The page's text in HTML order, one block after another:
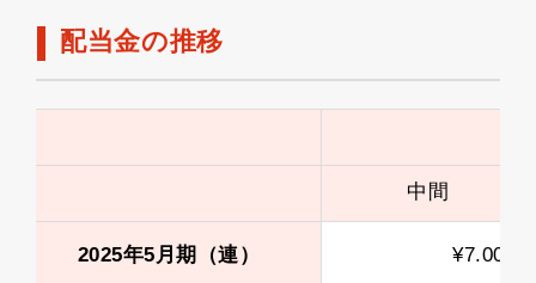
配当金の推移
中間
2025年5月期（連） ¥7.00